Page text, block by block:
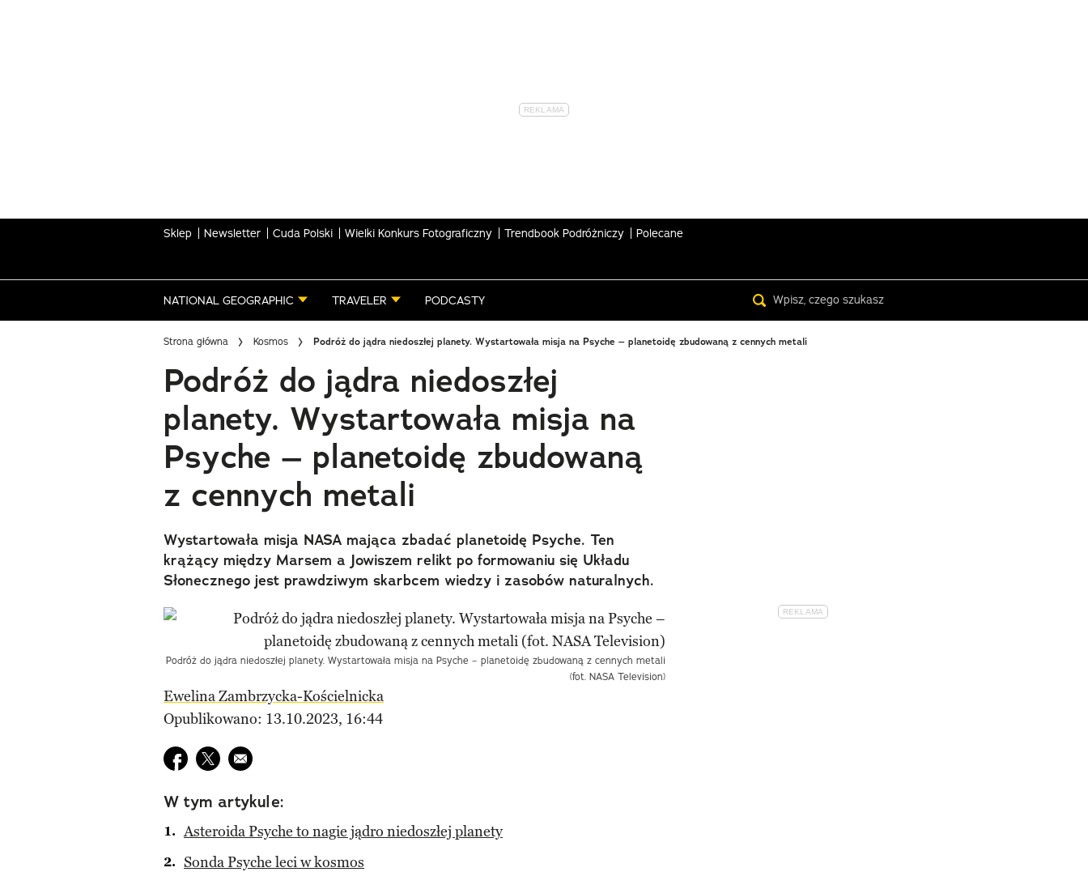
Sklep Newsletter Cuda Polski Wielki Konkurs Fotograficzny Trendbook Podróżniczy Polecane
NATIONAL GEOGRAPHIC TRAVELER PODCASTY
Strona główna Kosmos Podróż do jądra niedoszłej planety. Wystartowała misja na Psyche – planetoidę zbudowaną z cennych metali
Podróż do jądra niedoszłej
planety. Wystartowała misja na
Psyche – planetoidę zbudowaną
z cennych metali
Wystartowała misja NASA mająca zbadać planetoidę Psyche. Ten
krążący między Marsem a Jowiszem relikt po formowaniu się Układu
Słonecznego jest prawdziwym skarbcem wiedzy i zasobów naturalnych.
Podróż do jądra niedoszłej planety. Wystartowała misja na Psyche – planetoidę zbudowaną z cennych metali
(fot. NASA Television)
Ewelina Zambrzycka-Kościelnicka
Opublikowano: 13.10.2023, 16:44
Udostępnij na facebook
Udostępnij na twitter
E-mail do przyjaciela
W tym artykule:
Asteroida Psyche to nagie jądro niedoszłej planety
Sonda Psyche leci w kosmos